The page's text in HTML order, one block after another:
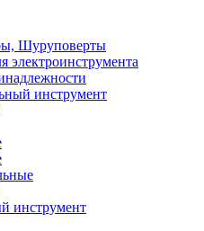
Шуруповерты
электроинструмента
инструмент
инструмент